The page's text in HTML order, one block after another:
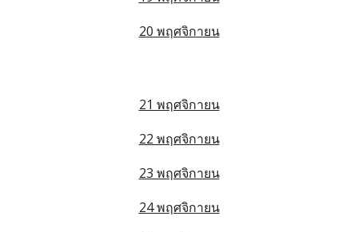
20 พฤศจิกายน
21 พฤศจิกายน
22 พฤศจิกายน
23 พฤศจิกายน
24 พฤศจิกายน